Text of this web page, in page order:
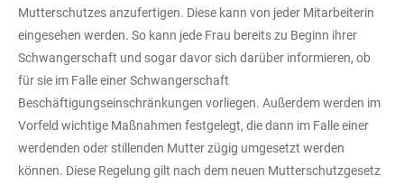
Mutterschutzes anzufertigen. Diese kann von jeder Mitarbeiterin
eingesehen werden. So kann jede Frau bereits zu Beginn ihrer
Schwangerschaft und sogar davor sich darüber informieren, ob
für sie im Falle einer Schwangerschaft
Beschäftigungseinschränkungen vorliegen. Außerdem werden im
Vorfeld wichtige Maßnahmen festgelegt, die dann im Falle einer
werdenden oder stillenden Mutter zügig umgesetzt werden
können. Diese Regelung gilt nach dem neuen Mutterschutzgesetz